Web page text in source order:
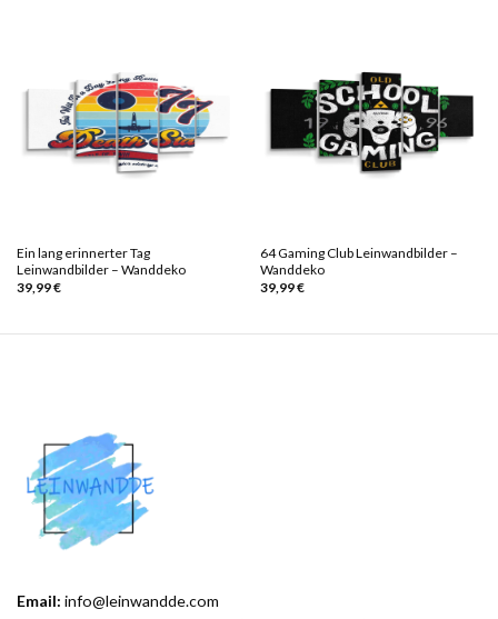
Ein lang erinnerter Tag
Leinwandbilder – Wanddeko
39,99€
64 Gaming Club Leinwandbilder –
Wanddeko
39,99€
Email: info@leinwandde.com